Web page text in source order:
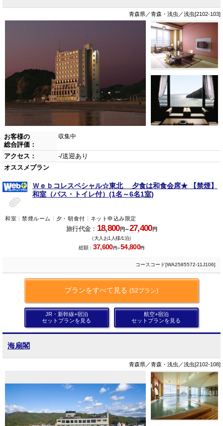
青森県／青森・浅虫／浅虫[2102-103]
お客様の
総合評価：
収集中
アクセス：
-/送迎あり
オススメプラン
Ｗｅｂコレスペシャル☆東北 夕食は和食会席★ 【禁煙】
和室（バス・トイレ付）(1名～6名1室)
和室 禁煙ルーム 夕・朝食付 ネット申込み限定
旅行代金： 18,800円～27,400円
（大人お1人様/1泊）
総額： 37,600円～54,800円
コースコード[WA2585572-11J106]
プランをすべて見る (52プラン)
JR・新幹線+宿泊
セットプランを見る
航空+宿泊
セットプランを見る
海扇閣
青森県／青森・浅虫／浅虫[2102-108]